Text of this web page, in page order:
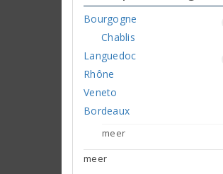
Bourgogne
Chablis
Languedoc
Rhône
Veneto
Bordeaux
meer
meer